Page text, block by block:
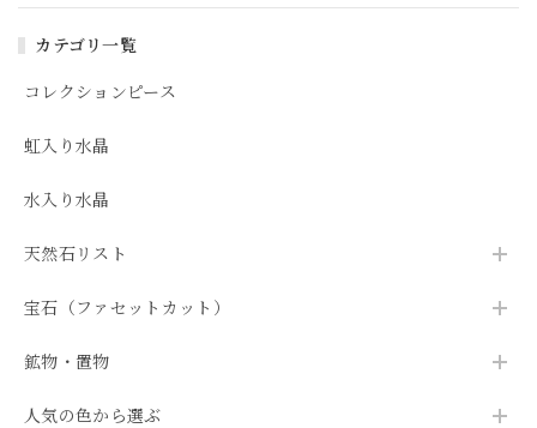
カテゴリ一覧
コレクションピース
虹入り水晶
水入り水晶
天然石リスト
宝石（ファセットカット）
鉱物・置物
人気の色から選ぶ